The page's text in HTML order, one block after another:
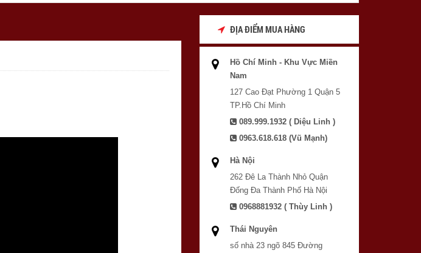
ĐỊA ĐIỂM MUA HÀNG
Hồ Chí Minh - Khu Vực Miền
Nam
127 Cao Đạt Phường 1 Quận 5
TP.Hồ Chí Minh
089.999.1932 ( Diệu Linh )
0963.618.618 (Vũ Mạnh)
Hà Nội
262 Đê La Thành Nhỏ Quận
Đống Đa Thành Phố Hà Nội
0968881932 ( Thùy Linh )
Thái Nguyên
số nhà 23 ngõ 845 Đường